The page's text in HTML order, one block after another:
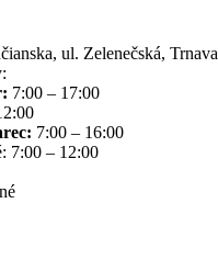
ul. Zelenečská, Trnava
7:00 – 17:00
7:00 – 16:00
7:00 – 12:00